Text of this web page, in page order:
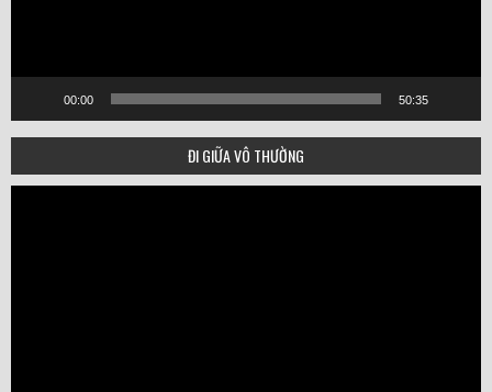
00:00 50:35
ĐI GIỮA VÔ THƯỜNG